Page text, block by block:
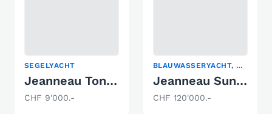
SEGELYACHT
Jeanneau Tonic23
CHF 9'000.-
BLAUWASSERYACHT, MOTORSEGLER, SEGELYACHT
Jeanneau Sun Odysee 349
CHF 120'000.-